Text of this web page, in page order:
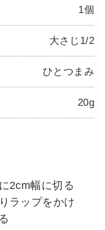
1個
大さじ1/2
ひとつまみ
20g
2cm幅に切る
ラップをかけ